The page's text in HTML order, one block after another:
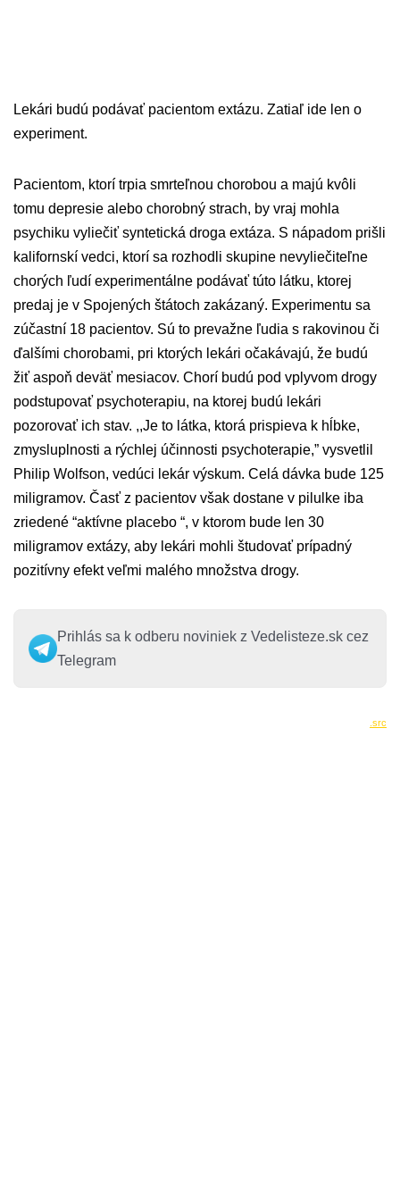
Lekári budú podávať pacientom extázu. Zatiaľ ide len o
experiment.
Pacientom, ktorí trpia smrteľnou chorobou a majú kvôli
tomu depresie alebo chorobný strach, by vraj mohla
psychiku vyliečiť syntetická droga extáza. S nápadom prišli
kalifornskí vedci, ktorí sa rozhodli skupine nevyliečiteľne
chorých ľudí experimentálne podávať túto látku, ktorej
predaj je v Spojených štátoch zakázaný. Experimentu sa
zúčastní 18 pacientov. Sú to prevažne ľudia s rakovinou či
ďalšími chorobami, pri ktorých lekári očakávajú, že budú
žiť aspoň deväť mesiacov. Chorí budú pod vplyvom drogy
podstupovať psychoterapiu, na ktorej budú lekári
pozorovať ich stav. ,,Je to látka, ktorá prispieva k hĺbke,
zmysluplnosti a rýchlej účinnosti psychoterapie,” vysvetlil
Philip Wolfson, vedúci lekár výskum. Celá dávka bude 125
miligramov. Časť z pacientov však dostane v pilulke iba
zriedené “aktívne placebo “, v ktorom bude len 30
miligramov extázy, aby lekári mohli študovať prípadný
pozitívny efekt veľmi malého množstva drogy.
Prihlás sa k odberu noviniek z Vedelisteze.sk cez
Telegram
.src